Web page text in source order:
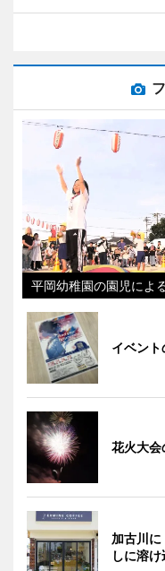
平岡幼稚園の園児によ
イベン
花火大会
加古川
しに溶